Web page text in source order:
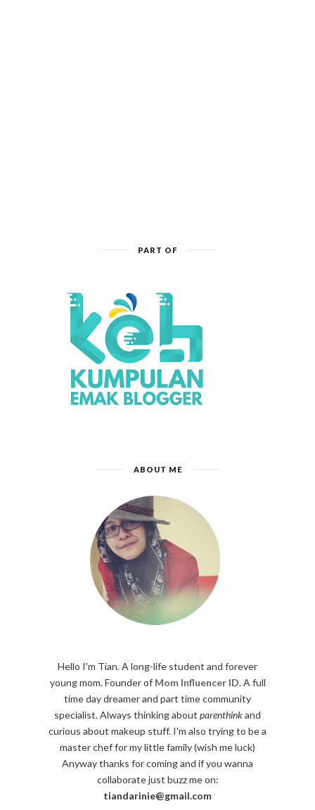
PART OF
ABOUT ME
Hello I'm Tian. A long-life student and forever
young mom. Founder of Mom Influencer ID. A full
time day dreamer and part time community
specialist. Always thinking about parenthinkand
curious about makeup stuff. I'm also trying to be a
master chef for my little family (wish me luck)
Anyway thanks for coming and if you wanna
collaborate just buzz me on:
tiandarinie@gmail.com